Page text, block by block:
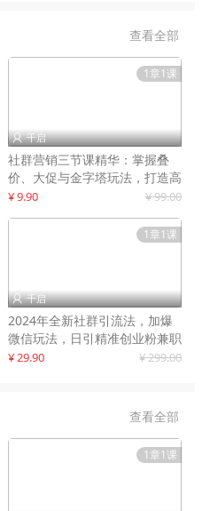
查看全部
1章1课
 千启
社群营销三节课精华：掌握叠
价、大促与金字塔玩法，打造高
效营销体系
¥ 9.90 ¥ 99.00
1章1课
 千启
2024年全新社群引流法，加爆
微信玩法，日引精准创业粉兼职
粉200+
¥ 29.90 ¥ 299.00
查看全部
1章1课